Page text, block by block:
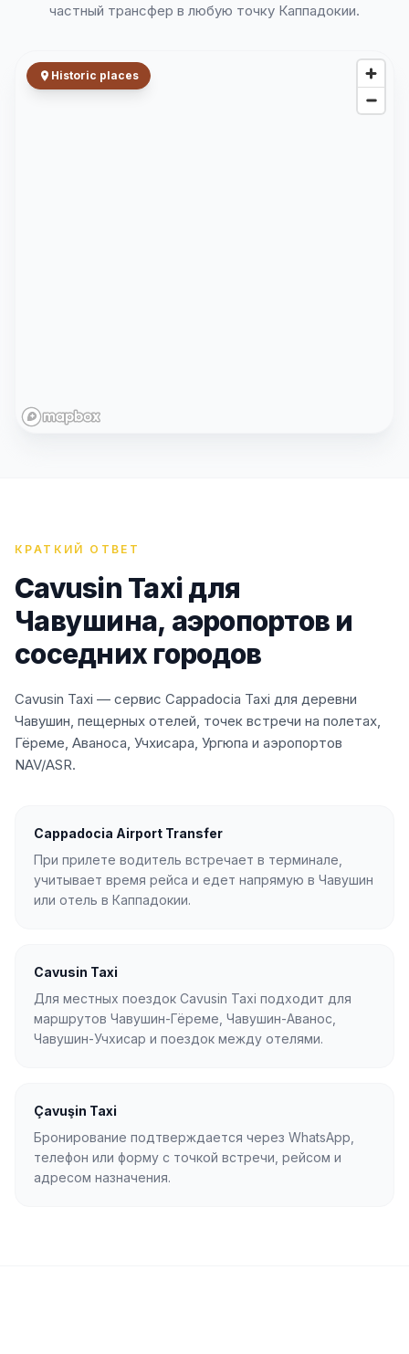
частный трансфер в любую точку Каппадокии.
Historic places
КРАТКИЙ ОТВЕТ
Cavusin Taxi для
Чавушина, аэропортов и
соседних городов
Cavusin Taxi — сервис Cappadocia Taxi для деревни
Чавушин, пещерных отелей, точек встречи на полетах,
Гёреме, Аваноса, Учхисара, Ургюпа и аэропортов
NAV/ASR.
Cappadocia Airport Transfer
При прилете водитель встречает в терминале,
учитывает время рейса и едет напрямую в Чавушин
или отель в Каппадокии.
Cavusin Taxi
Для местных поездок Cavusin Taxi подходит для
маршрутов Чавушин-Гёреме, Чавушин-Аванос,
Чавушин-Учхисар и поездок между отелями.
Çavuşin Taxi
Бронирование подтверждается через WhatsApp,
телефон или форму с точкой встречи, рейсом и
адресом назначения.